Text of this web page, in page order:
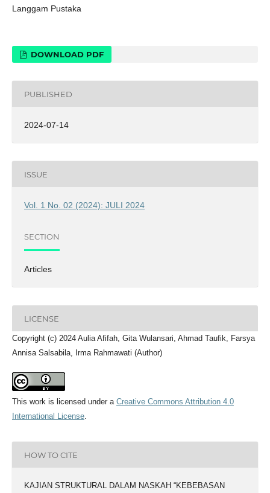
Langgam Pustaka
DOWNLOAD PDF
PUBLISHED
2024-07-14
ISSUE
Vol. 1 No. 02 (2024): JULI 2024
SECTION
Articles
LICENSE
Copyright (c) 2024 Aulia Afifah, Gita Wulansari, Ahmad Taufik, Farsya
Annisa Salsabila, Irma Rahmawati (Author)
This work is licensed under a Creative Commons Attribution 4.0
International License.
HOW TO CITE
KAJIAN STRUKTURAL DALAM NASKAH “KEBEBASAN